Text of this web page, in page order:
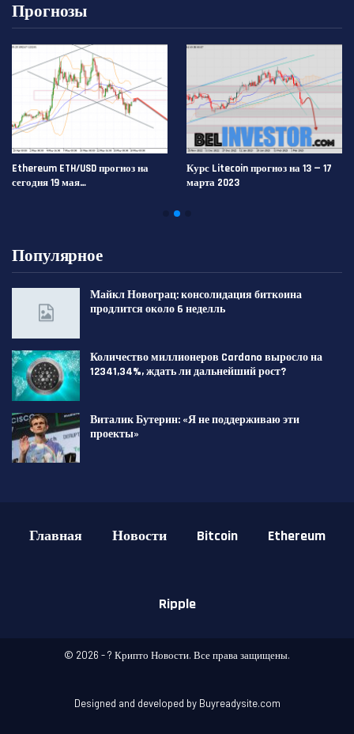
Прогнозы
Ethereum ETH/USD прогноз на
сегодня 19 мая…
Курс Litecoin прогноз на 13 — 17
марта 2023
Популярное
Майкл Новограц: консолидация биткоина
продлится около 6 неделль
Количество миллионеров Cardano выросло на
12341,34%, ждать ли дальнейший рост?
Виталик Бутерин: «Я не поддерживаю эти
проекты»
Главная Новости Bitcoin Ethereum
Ripple
© 2026 - ? Крипто Новости. Все права защищены.
Designed and developed by Buyreadysite.com